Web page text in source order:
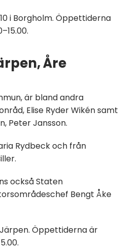
i Borgholm. Öppettiderna
Åre
är bland andra
Elise Ryder Wikén samt
Peter Jansson.
Rydbeck och från
också Staten
Bengt Åke
Öppettiderna är